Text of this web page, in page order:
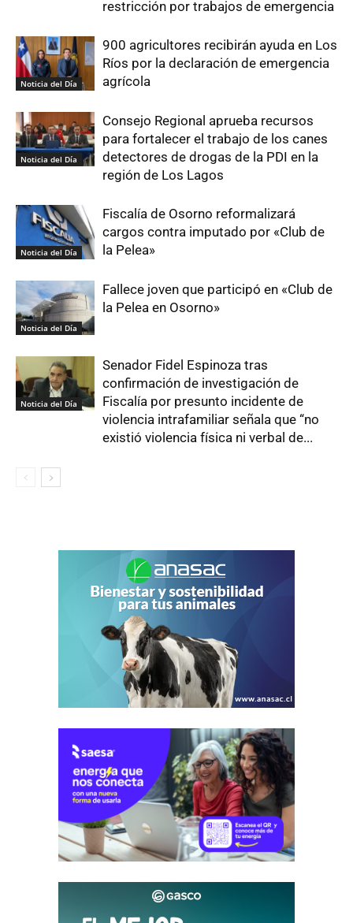
restricción por trabajos de emergencia
Noticia del Día
900 agricultores recibirán ayuda en Los
Ríos por la declaración de emergencia
agrícola
Noticia del Día
Consejo Regional aprueba recursos
para fortalecer el trabajo de los canes
detectores de drogas de la PDI en la
región de Los Lagos
Noticia del Día
Fiscalía de Osorno reformalizará
cargos contra imputado por «Club de
la Pelea»
Noticia del Día
Fallece joven que participó en «Club de
la Pelea en Osorno»
Noticia del Día
Senador Fidel Espinoza tras
confirmación de investigación de
Fiscalía por presunto incidente de
violencia intrafamiliar señala que “no
existió violencia física ni verbal de...